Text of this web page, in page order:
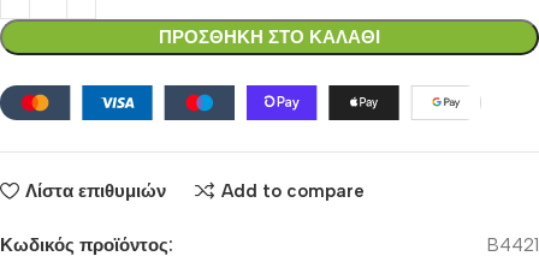
ΠΡΟΣΘΗΚΗ ΣΤΟ ΚΑΛΑΘΙ
Λίστα επιθυμιών Add to compare
Κωδικός προϊόντος:
B4421